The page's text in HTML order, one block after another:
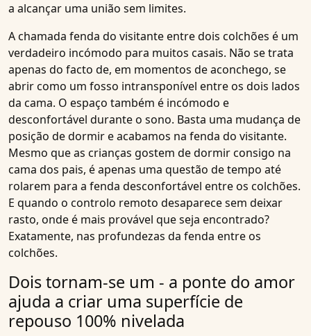
a alcançar uma união sem limites.
A chamada fenda do visitante entre dois colchões é um
verdadeiro incómodo para muitos casais. Não se trata
apenas do facto de, em momentos de aconchego, se
abrir como um fosso intransponível entre os dois lados
da cama. O espaço também é incómodo e
desconfortável durante o sono. Basta uma mudança de
posição de dormir e acabamos na fenda do visitante.
Mesmo que as crianças gostem de dormir consigo na
cama dos pais, é apenas uma questão de tempo até
rolarem para a fenda desconfortável entre os colchões.
E quando o controlo remoto desaparece sem deixar
rasto, onde é mais provável que seja encontrado?
Exatamente, nas profundezas da fenda entre os
colchões.
Dois tornam-se um - a ponte do amor
ajuda a criar uma superfície de
repouso 100% nivelada